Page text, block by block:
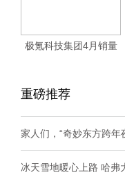
极氪科技集团4月销量
重磅推荐
家人们，“奇妙东方跨年
冰天雪地暖心上路 哈弗